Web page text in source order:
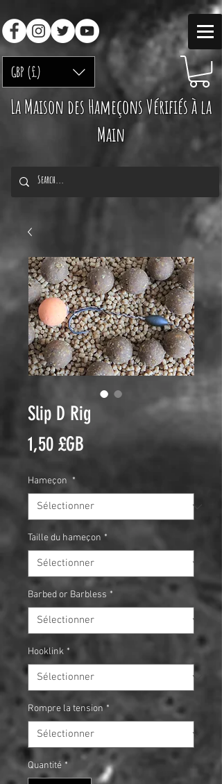
GBP (£)
La Maison des Hameçons Vérifiés à la
Main
Slip D Rig
1,50 £GB
Hameçon *
Taille du hameçon *
Barbed or Barbless *
Hooklink *
Rompre la tension *
Quantité *